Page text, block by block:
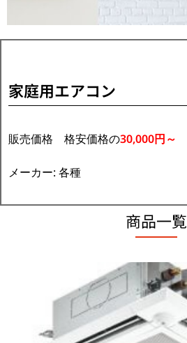
家庭用エアコン
販売価格 格安価格の30,000円～
メーカー: 各種
商品一覧